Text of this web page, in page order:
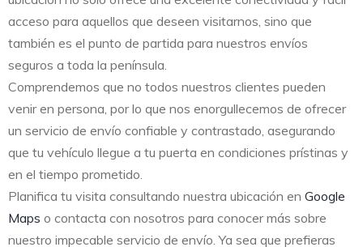
acceso para aquellos que deseen visitarnos, sino que
también es el punto de partida para nuestros envíos
seguros a toda la península.
Comprendemos que no todos nuestros clientes pueden
venir en persona, por lo que nos enorgullecemos de ofrecer
un servicio de envío confiable y contrastado, asegurando
que tu vehículo llegue a tu puerta en condiciones prístinas y
en el tiempo prometido.
Planifica tu visita consultando nuestra ubicación en Google
Maps o contacta con nosotros para conocer más sobre
nuestro impecable servicio de envío. Ya sea que prefieras